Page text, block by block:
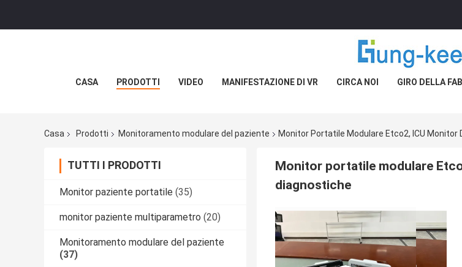
CASA PRODOTTI VIDEO MANIFESTAZIONE DI VR CIRCA NOI GIRO DELLA
Casa Prodotti Monitoramento modulare del paziente Monitor Portatile Modulare Etco2, ICU Monitor
TUTTI I PRODOTTI
Monitor paziente portatile (35)
monitor paziente multiparametro (20)
Monitoramento modulare del paziente
(37)
Monitor portatile modulare
diagnostiche